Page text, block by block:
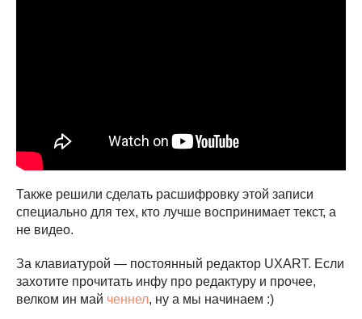
Также решили сделать расшифровку этой записи
специально для тех, кто лучше воспринимает текст, а
не видео.
За клавиатурой — постоянный редактор UXART. Если
захотите прочитать инфу про редактуру и прочее,
велком ин май ченнел, ну а мы начинаем :)